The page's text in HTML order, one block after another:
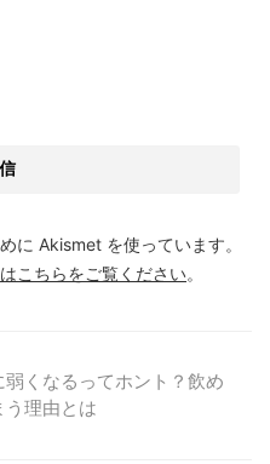
に Akismet を使っています。
こちらをご覧ください。
くなるってホント？飲め
う理由とは